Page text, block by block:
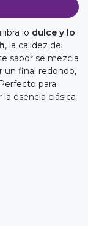
lo dulce y lo
, la calidez del
sabor se mezcla
un final redondo,
para
esencia clásica